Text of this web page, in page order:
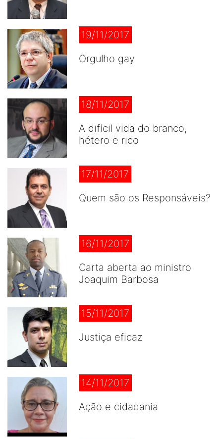
19/11/2017
Orgulho gay
18/11/2017
A difícil vida do branco,
hétero e rico
17/11/2017
Quem são os Responsáveis?
16/11/2017
Carta aberta ao ministro
Joaquim Barbosa
15/11/2017
Justiça eficaz
14/11/2017
Ação e cidadania